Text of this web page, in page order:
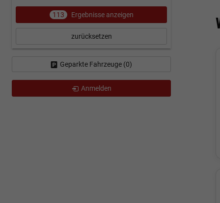
113 Ergebnisse anzeigen
zurücksetzen
Geparkte Fahrzeuge (0)
Anmelden